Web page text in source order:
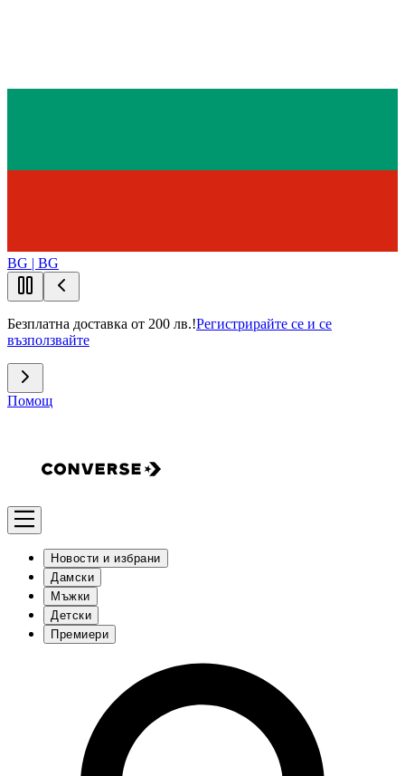
BG | BG
Безплатна доставка от 200 лв.!Регистрирайте се и се
възползвайте
Помощ
Новости и избрани
Дамски
Мъжки
Детски
Премиери